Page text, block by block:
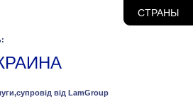
СТРАНЫ
від LamGroup